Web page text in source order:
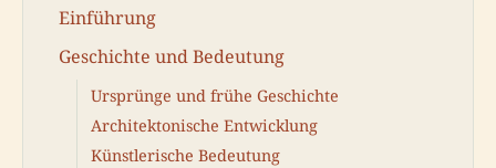
Einführung
Geschichte und Bedeutung
Ursprünge und frühe Geschichte
Architektonische Entwicklung
Künstlerische Bedeutung